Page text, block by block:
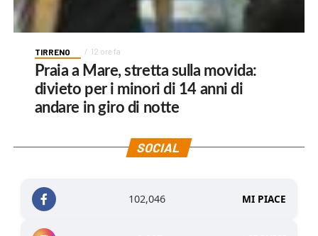
TIRRENO 12 ore fa
Praia a Mare, stretta sulla movida:
divieto per i minori di 14 anni di
andare in giro di notte
SOCIAL
102,046 MI PIACE